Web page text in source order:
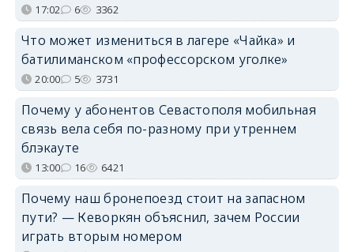
17:02 6 3362
Что может измениться в лагере «Чайка» и
батилиманском «профессорском уголке»
20:00 5 3731
Почему у абонентов Севастополя мобильная
связь вела себя по-разному при утреннем
блэкауте
13:00 16 6421
Почему наш бронепоезд стоит на запасном
пути? — Кеворкян объяснил, зачем России
играть вторым номером